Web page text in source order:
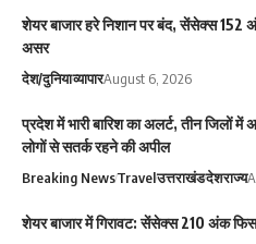
शेयर बाजार हरे निशान पर बंद, सेंसेक्स 152
असर
देश/दुनियाव्यापारAugust 6, 2026
प्रदेश में भारी बारिश का अलर्ट, तीन जिलों में
लोगों से सतर्क रहने की अपील
Breaking NewsTravelउत्तराखंडदेशराज्य
शेयर बाजार में गिरावट: सेंसेक्स 210 अंक